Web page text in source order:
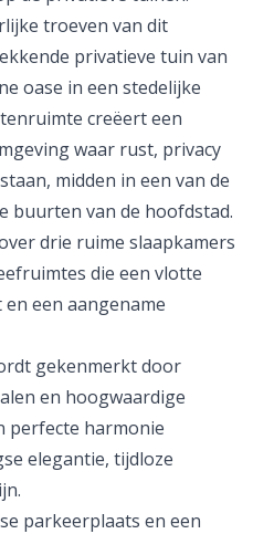
troeven van dit
privatieve tuin van
oase in een stedelijke
creëert een
waar rust, privacy
midden in een van de
buurten van de hoofdstad.
drie ruime slaapkamers
die een vlotte
een aangename
gekenmerkt door
en hoogwaardige
perfecte harmonie
elegantie, tijdloze
parkeerplaats en een